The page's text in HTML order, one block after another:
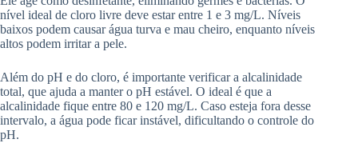
nível ideal de cloro livre deve estar entre 1 e 3 mg/L. Níveis
baixos podem causar água turva e mau cheiro, enquanto níveis
altos podem irritar a pele.
Além do pH e do cloro, é importante verificar a alcalinidade
total, que ajuda a manter o pH estável. O ideal é que a
alcalinidade fique entre 80 e 120 mg/L. Caso esteja fora desse
intervalo, a água pode ficar instável, dificultando o controle do
pH.